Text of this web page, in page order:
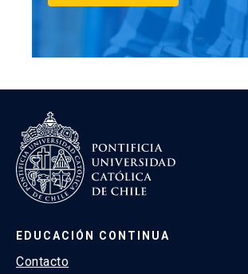
EDUCACIÓN CONTINUA
Contacto